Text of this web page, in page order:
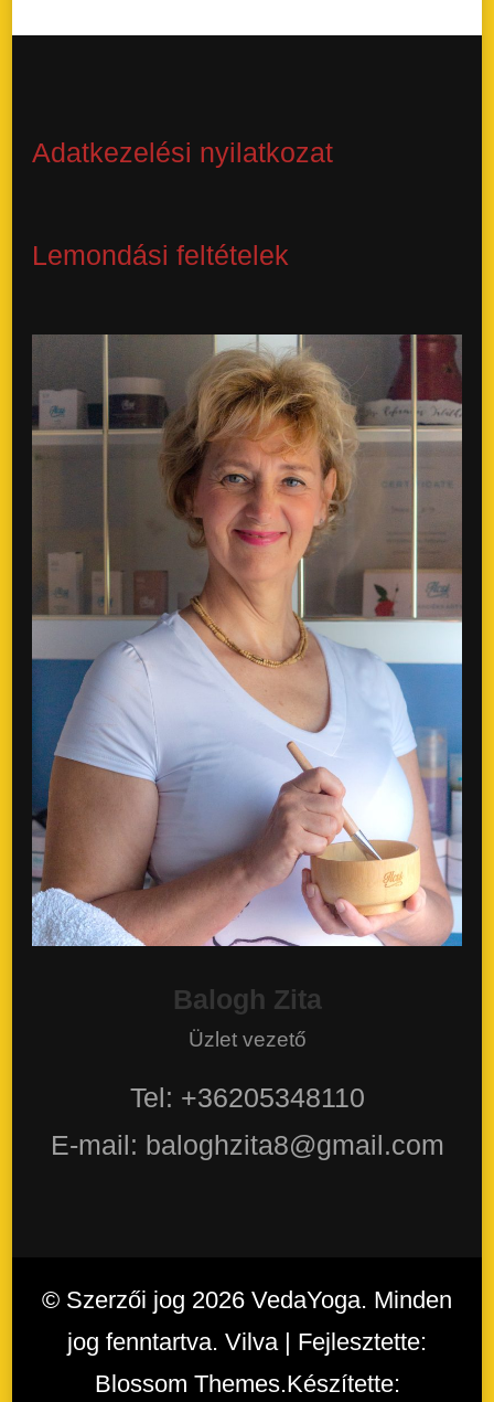
Adatkezelési nyilatkozat
Lemondási feltételek
Balogh Zita
Üzlet vezető
Tel: +36205348110
E-mail: baloghzita8@gmail.com
© Szerzői jog 2026 VedaYoga. Minden
jog fenntartva. Vilva | Fejlesztette:
Blossom Themes.Készítette: